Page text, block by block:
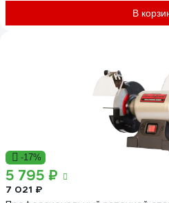
В
-17%
5 795 ₽
7 021 ₽